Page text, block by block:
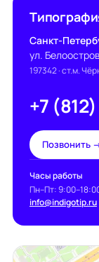
Санкт-
ул.
197342· ст.м.
+7
Позвонить
Часы работы
Пн–Пт:
info@indigotip.ru